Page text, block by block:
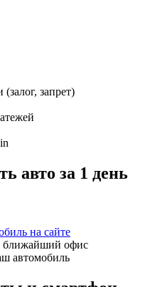
запрет)
авто за 1 день
на сайте
ближайший офис
автомобиль